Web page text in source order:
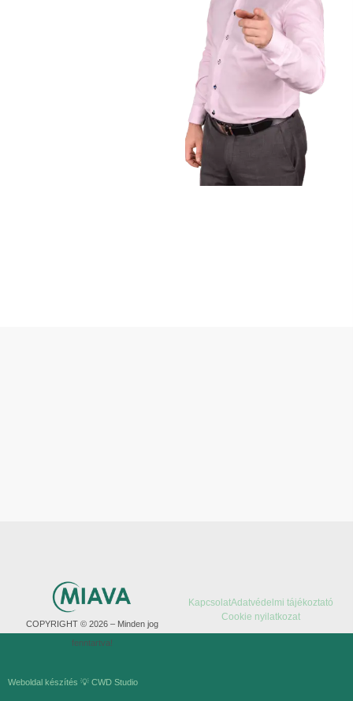
COPYRIGHT © 2026 – Minden jog
fenntartva!
KapcsolatAdatvédelmi tájékoztató
Cookie nyilatkozat
Weboldal készítés 💡 CWD Studio